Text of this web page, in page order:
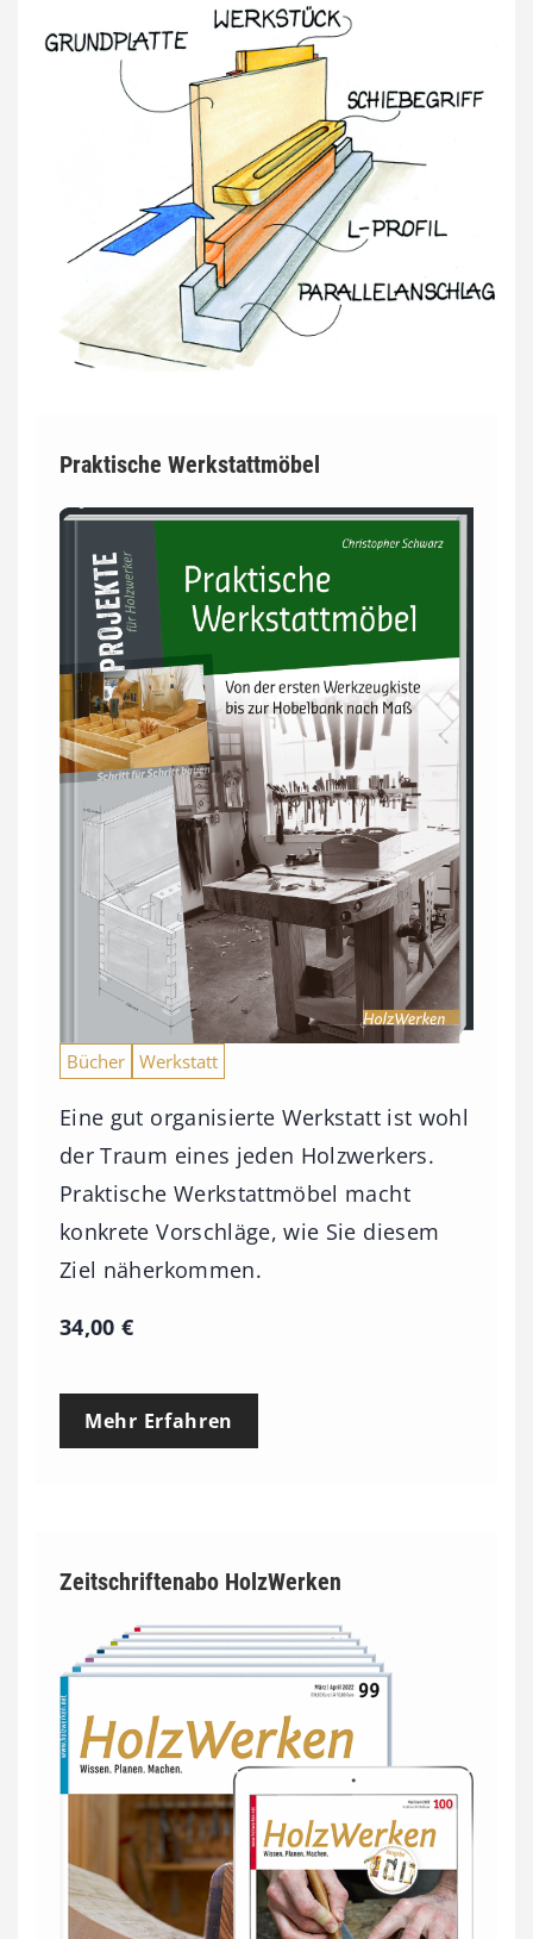
Praktische Werkstattmöbel
Bücher Werkstatt
Eine gut organisierte Werkstatt ist wohl
der Traum eines jeden Holzwerkers.
Praktische Werkstattmöbel macht
konkrete Vorschläge, wie Sie diesem
Ziel näherkommen.
34,00€
Mehr Erfahren
Zeitschriftenabo HolzWerken